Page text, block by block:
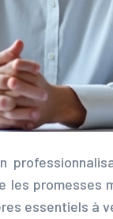
essentiels à